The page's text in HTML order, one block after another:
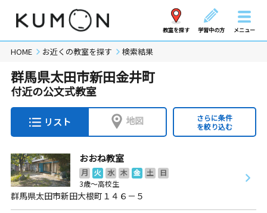
教室を探す 学習中の方 メニュー
HOME お近くの教室を探す 検索結果
群馬県太田市新田金井町
付近の公文式教室
リスト 地図
さらに条件
を絞り込む
おおね教室
月 火 水 木 金 土
日
3歳～高校生
群馬県太田市新田大根町１４６－５